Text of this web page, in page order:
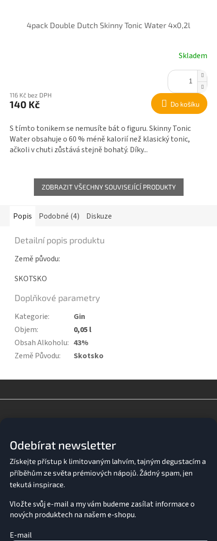
4pack Double Dutch Skinny Tonic Water 4x0,2l
Skladem
116 Kč bez DPH
140 Kč Do košíku
S tímto tonikem se nemusíte bát o figuru. Skinny Tonic
Water obsahuje o 60 % méně kalorií než klasický tonic,
ačkoli v chuti zůstává stejně bohatý. Díky...
ZOBRAZIT VŠECHNY SOUVISEJÍCÍ PRODUKTY
Popis Podobné (4) Diskuze
Detailní popis produktu
Země původu:
SKOTSKO
Doplňkové parametry
Kategorie:
Gin
Objem:
0,05 l
Obsah Alkoholu: 43%
Země Původu: Skotsko
Odebírat newsletter
Vložte svůj e-mail a my vám budeme zasílat informace o
nových produktech na našem e-shopu.
E-mail